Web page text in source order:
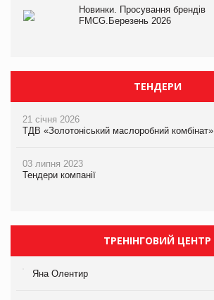
Новинки. Просування брендів
FMCG.Березень 2026
ТЕНДЕРИ
21 січня 2026
ТДВ «Золотоніський маслоробний комбінат»
03 липня 2023
Тендери компанії
ТРЕНІНГОВИЙ ЦЕНТР
Яна Олентир